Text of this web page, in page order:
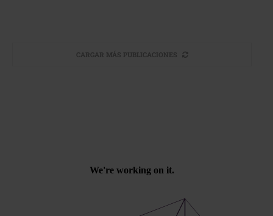
CARGAR MÁS PUBLICACIONES